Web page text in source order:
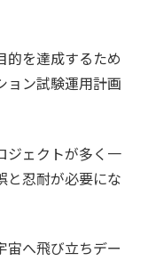
的を達成するため
ョン試験運用計画
ジェクトが多く一
と忍耐が必要にな
宙へ飛び立ちデー